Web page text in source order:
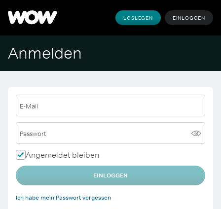
LOSLEGEN EINLOGGEN
Anmelden
E-Mail
Passwort
Angemeldet bleiben
EINLOGGEN
Ich habe mein Passwort vergessen